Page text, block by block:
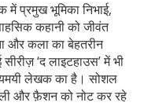
प्रमुख भूमिका निभाई,
कहानी को जीवंत
और कला का बेहतरीन
‘द लाइटहाउस’ में भी
लेखक का है। सोशल
और फ़ैशन को नोट कर रहे